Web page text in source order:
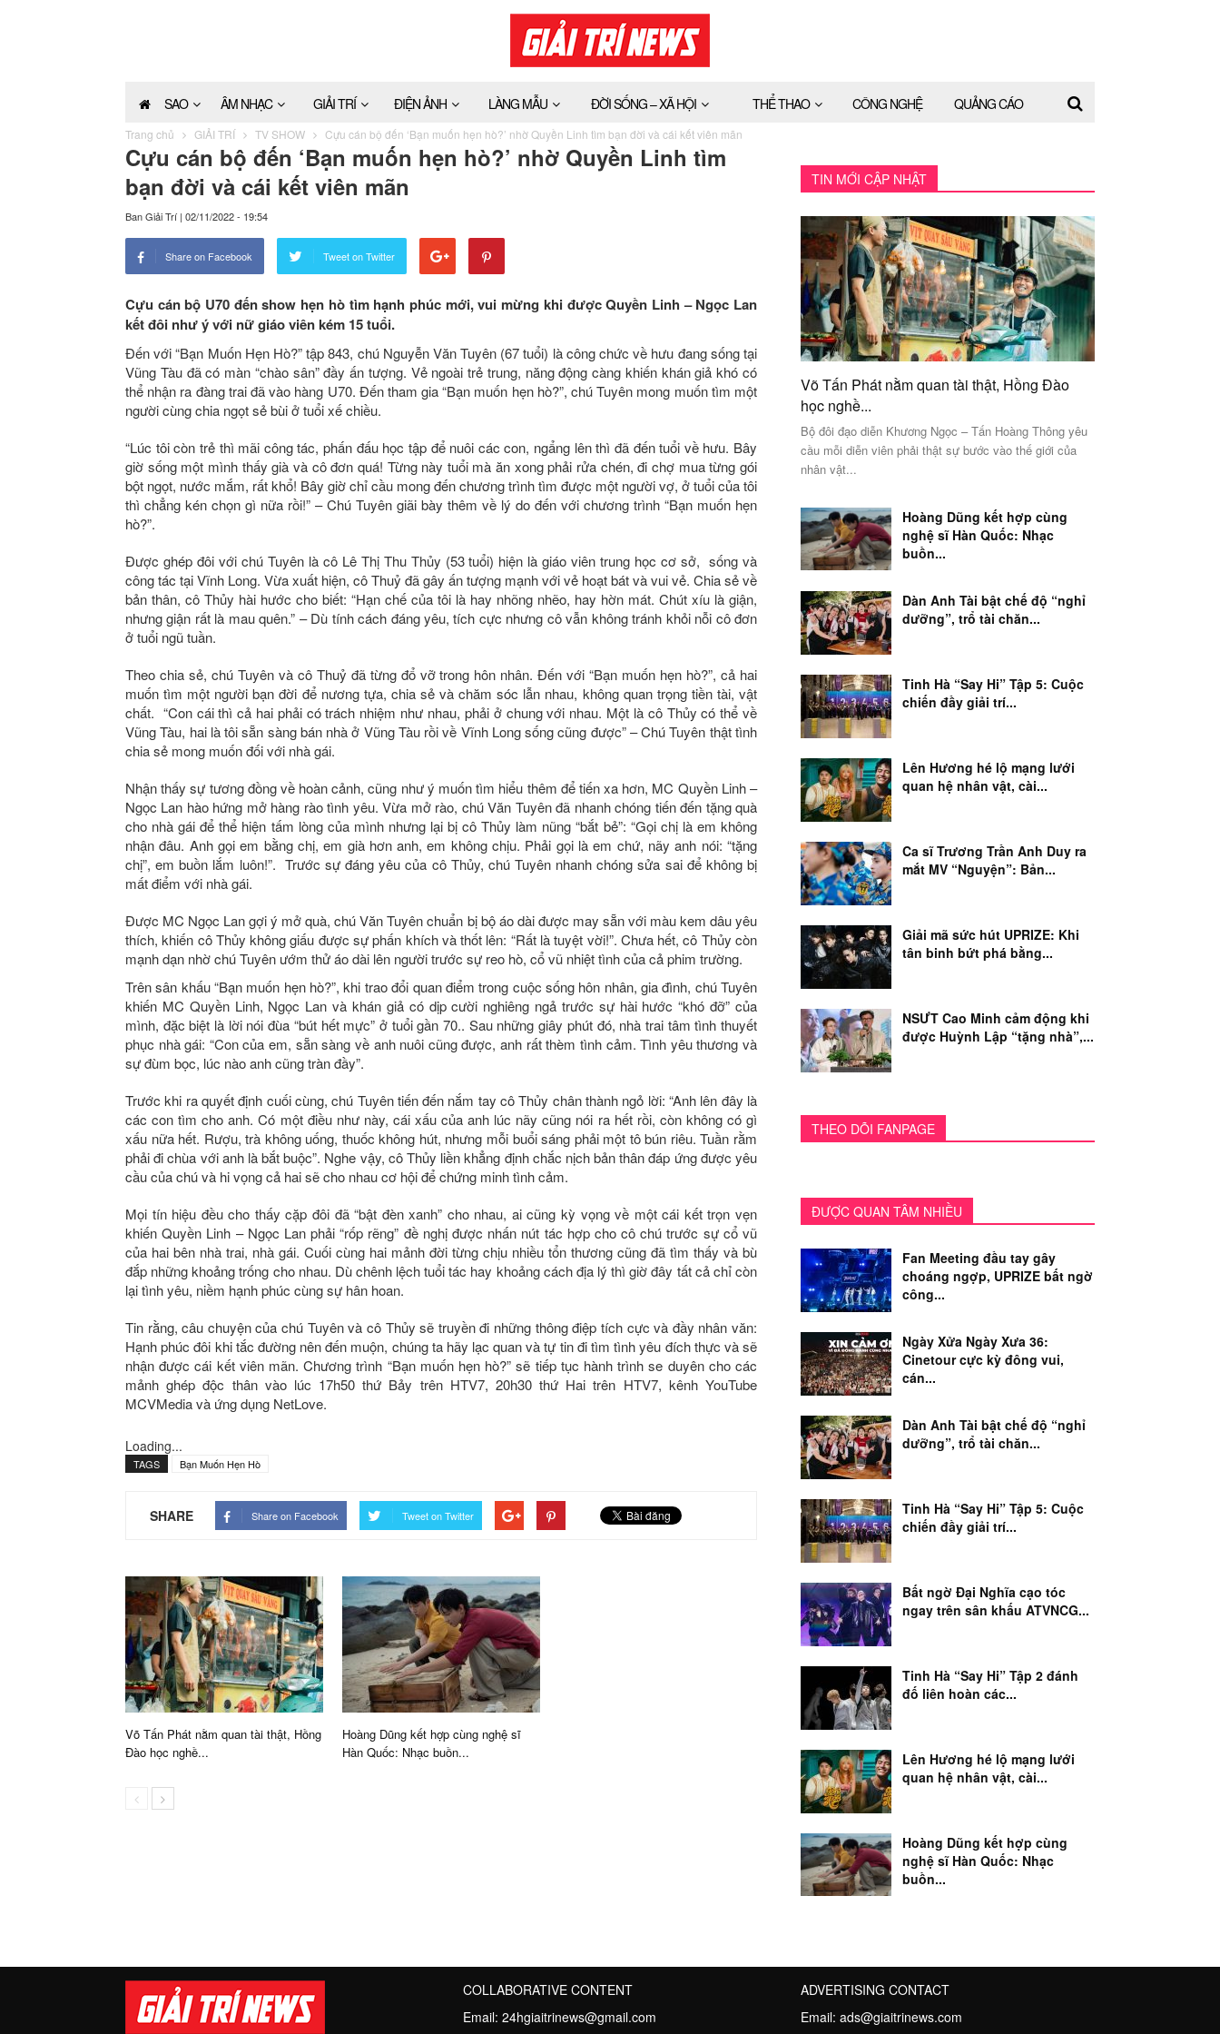
SAO ÂM NHẠC GIẢI TRÍ ĐIỆN ẢNH LÀNG MẪU ĐỜI SỐNG – XÃ HỘI THỂ THAO CÔNG NGHỆ QUẢNG CÁO
Trang chủ GIẢI TRÍ TV SHOW Cựu cán bộ đến ‘Bạn muốn hẹn hò?’ nhờ Quyền Linh tìm bạn đời và cái kết viên mãn
Cựu cán bộ đến ‘Bạn muốn hẹn hò?’ nhờ Quyền Linh tìm
bạn đời và cái kết viên mãn
Ban Giải Trí | 02/11/2022 - 19:54
Share on Facebook Tweet on Twitter
Cựu cán bộ U70 đến show hẹn hò tìm hạnh phúc mới, vui mừng khi được Quyền Linh – Ngọc Lan
kết đôi như ý với nữ giáo viên kém 15 tuổi.
Đến với “Bạn Muốn Hẹn Hò?” tập 843, chú Nguyễn Văn Tuyên (67 tuổi) là công chức về hưu đang sống tại
Vũng Tàu đã có màn “chào sân” đầy ấn tượng. Vẻ ngoài trẻ trung, năng động càng khiến khán giả khó có
thể nhận ra đàng trai đã vào hàng U70. Đến tham gia “Bạn muốn hẹn hò?”, chú Tuyên mong muốn tìm một
người cùng chia ngọt sẻ bùi ở tuổi xế chiều.
“Lúc tôi còn trẻ thì mãi công tác, phấn đấu học tập để nuôi các con, ngẩng lên thì đã đến tuổi về hưu. Bây
giờ sống một mình thấy già và cô đơn quá! Từng này tuổi mà ăn xong phải rửa chén, đi chợ mua từng gói
bột ngọt, nước mắm, rất khổ! Bây giờ chỉ cầu mong đến chương trình tìm được một người vợ, ở tuổi của tôi
thì chẳng kén chọn gì nữa rồi!” – Chú Tuyên giãi bày thêm về lý do đến với chương trình “Bạn muốn hẹn
hò?”.
Được ghép đôi với chú Tuyên là cô Lê Thị Thu Thủy (53 tuổi) hiện là giáo viên trung học cơ sở, sống và
công tác tại Vĩnh Long. Vừa xuất hiện, cô Thuỷ đã gây ấn tượng mạnh với vẻ hoạt bát và vui vẻ. Chia sẻ về
bản thân, cô Thủy hài hước cho biết: “Hạn chế của tôi là hay nhõng nhẽo, hay hờn mát. Chút xíu là giận,
nhưng giận rất là mau quên.” – Dù tính cách đáng yêu, tích cực nhưng cô vẫn không tránh khỏi nỗi cô đơn
ở tuổi ngũ tuần.
Theo chia sẻ, chú Tuyên và cô Thuỷ đã từng đổ vỡ trong hôn nhân. Đến với “Bạn muốn hẹn hò?”, cả hai
muốn tìm một người bạn đời để nương tựa, chia sẻ và chăm sóc lẫn nhau, không quan trọng tiền tài, vật
chất. “Con cái thì cả hai phải có trách nhiệm như nhau, phải ở chung với nhau. Một là cô Thủy có thể về
Vũng Tàu, hai là tôi sẵn sàng bán nhà ở Vũng Tàu rồi về Vĩnh Long sống cũng được” – Chú Tuyên thật tình
chia sẻ mong muốn đối với nhà gái.
Nhận thấy sự tương đồng về hoàn cảnh, cũng như ý muốn tìm hiểu thêm để tiến xa hơn, MC Quyền Linh –
Ngọc Lan hào hứng mở hàng rào tình yêu. Vừa mở rào, chú Văn Tuyên đã nhanh chóng tiến đến tặng quà
cho nhà gái để thể hiện tấm lòng của mình nhưng lại bị cô Thủy làm nũng “bắt bẻ”: “Gọi chị là em không
nhận đâu. Anh gọi em bằng chị, em già hơn anh, em không chịu. Phải gọi là em chứ, nãy anh nói: “tặng
chị”, em buồn lắm luôn!”. Trước sự đáng yêu của cô Thủy, chú Tuyên nhanh chóng sửa sai để không bị
mất điểm với nhà gái.
Được MC Ngọc Lan gợi ý mở quà, chú Văn Tuyên chuẩn bị bộ áo dài được may sẵn với màu kem dâu yêu
thích, khiến cô Thủy không giấu được sự phấn khích và thốt lên: “Rất là tuyệt vời!”. Chưa hết, cô Thủy còn
mạnh dạn nhờ chú Tuyên ướm thử áo dài lên người trước sự reo hò, cổ vũ nhiệt tình của cả phim trường.
Trên sân khấu “Bạn muốn hẹn hò?”, khi trao đổi quan điểm trong cuộc sống hôn nhân, gia đình, chú Tuyên
khiến MC Quyền Linh, Ngọc Lan và khán giả có dịp cười nghiêng ngả trước sự hài hước “khó đỡ” của
mình, đặc biệt là lời nói đùa “bút hết mực” ở tuổi gần 70.. Sau những giây phút đó, nhà trai tâm tình thuyết
phục nhà gái: “Con của em, sẵn sàng về anh nuôi cũng được, anh rất thèm tình cảm. Tình yêu thương và
sự đùm bọc, lúc nào anh cũng tràn đầy”.
Trước khi ra quyết định cuối cùng, chú Tuyên tiến đến nắm tay cô Thủy chân thành ngỏ lời: “Anh lên đây là
các con tìm cho anh. Có một điều như này, cái xấu của anh lúc nãy cũng nói ra hết rồi, còn không có gì
xấu nữa hết. Rượu, trà không uống, thuốc không hút, nhưng mỗi buổi sáng phải một tô bún riêu. Tuần rằm
phải đi chùa với anh là bắt buộc”. Nghe vậy, cô Thủy liền khẳng định chắc nịch bản thân đáp ứng được yêu
cầu của chú và hi vọng cả hai sẽ cho nhau cơ hội để chứng minh tình cảm.
Mọi tín hiệu đều cho thấy cặp đôi đã “bật đèn xanh” cho nhau, ai cũng kỳ vọng về một cái kết trọn vẹn
khiến Quyền Linh – Ngọc Lan phải “rốp rẽng” đề nghị được nhấn nút tác hợp cho cô chú trước sự cổ vũ
của hai bên nhà trai, nhà gái. Cuối cùng hai mảnh đời từng chịu nhiều tổn thương cũng đã tìm thấy và bù
đắp những khoảng trống cho nhau. Dù chênh lệch tuổi tác hay khoảng cách địa lý thì giờ đây tất cả chỉ còn
lại tình yêu, niềm hạnh phúc cùng sự hân hoan.
Tin rằng, câu chuyện của chú Tuyên và cô Thủy sẽ truyền đi những thông điệp tích cực và đầy nhân văn:
Hạnh phúc đôi khi tắc đường nên đến muộn, chúng ta hãy lạc quan và tự tin đi tìm tình yêu đích thực và sẽ
nhận được cái kết viên mãn. Chương trình “Bạn muốn hẹn hò?” sẽ tiếp tục hành trình se duyên cho các
mảnh ghép độc thân vào lúc 17h50 thứ Bảy trên HTV7, 20h30 thứ Hai trên HTV7, kênh YouTube
MCVMedia và ứng dụng NetLove.
Loading...
TAGS Bạn Muốn Hẹn Hò
SHARE Share on Facebook Tweet on Twitter
Võ Tấn Phát nằm quan tài thật, Hồng
Đào học nghề...
Hoàng Dũng kết hợp cùng nghệ sĩ
Hàn Quốc: Nhạc buồn...
TIN MỚI CẬP NHẬT
Võ Tấn Phát nằm quan tài thật, Hồng Đào
học nghề...
Bộ đôi đạo diễn Khương Ngọc – Tấn Hoàng Thông yêu
cầu mỗi diễn viên phải thật sự bước vào thế giới của
nhân vật...
Hoàng Dũng kết hợp cùng
nghệ sĩ Hàn Quốc: Nhạc
buồn...
Dàn Anh Tài bật chế độ “nghỉ
dưỡng”, trổ tài chăn...
Tinh Hà “Say Hi” Tập 5: Cuộc
chiến đầy giải trí...
Lên Hương hé lộ mạng lưới
quan hệ nhân vật, cài...
Ca sĩ Trương Trần Anh Duy ra
mắt MV “Nguyện”: Bản...
Giải mã sức hút UPRIZE: Khi
tân binh bứt phá bằng...
NSƯT Cao Minh cảm động khi
được Huỳnh Lập “tặng nhà”,...
THEO DÕI FANPAGE
ĐƯỢC QUAN TÂM NHIỀU
Fan Meeting đầu tay gây
choáng ngợp, UPRIZE bất ngờ
công...
Ngày Xửa Ngày Xưa 36:
Cinetour cực kỳ đông vui,
cán...
Dàn Anh Tài bật chế độ “nghỉ
dưỡng”, trổ tài chăn...
Tinh Hà “Say Hi” Tập 5: Cuộc
chiến đầy giải trí...
Bất ngờ Đại Nghĩa cạo tóc
ngay trên sân khấu ATVNCG...
Tinh Hà “Say Hi” Tập 2 đánh
đố liên hoàn các...
Lên Hương hé lộ mạng lưới
quan hệ nhân vật, cài...
Hoàng Dũng kết hợp cùng
nghệ sĩ Hàn Quốc: Nhạc
buồn...
COLLABORATIVE CONTENT
Email: 24hgiaitrinews@gmail.com
ADVERTISING CONTACT
Email: ads@giaitrinews.com